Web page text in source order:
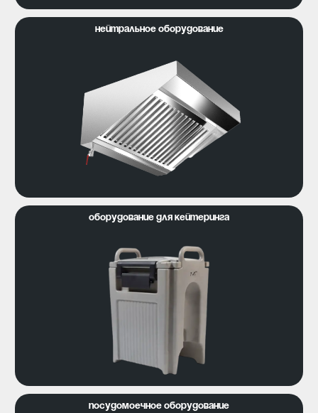
Нейтральное оборудование
Оборудование для кейтеринга
Посудомоечное оборудование